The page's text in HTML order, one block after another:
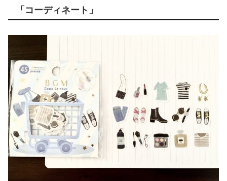
「コーディネート」